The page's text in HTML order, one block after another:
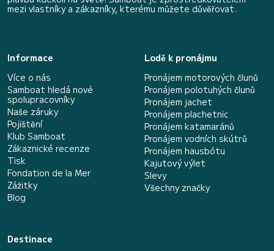
mezi vlastníky a zákazníky, kterému můžete důvěřovat.
Informace
Více o nás
Samboat hledá nové
spolupracovníky
Naše záruky
Pojištění
Klub Samboat
Zákaznické recenze
Tisk
Fondation de la Mer
Zážitky
Blog
Lodě k pronájmu
Pronájem motorových člunů
Pronájem polotuhých člunů
Pronájem jachet
Pronájem plachetnic
Pronájem katamaránů
Pronájem vodních skútrů
Pronájem hausbótu
Kajutový výlet
Slevy
Všechny značky
Destinace